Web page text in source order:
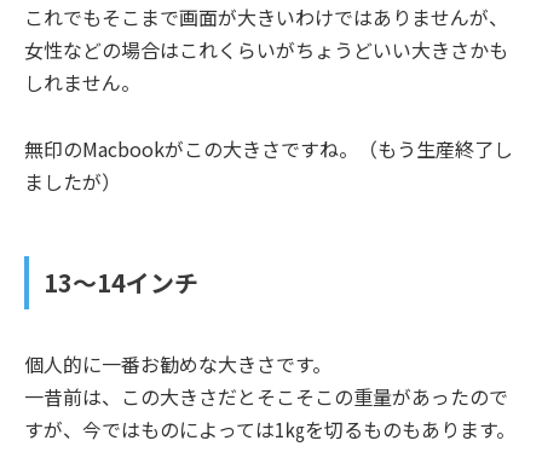
これでもそこまで画面が大きいわけではありませんが、
女性などの場合はこれくらいがちょうどいい大きさかも
しれません。
無印のMacbookがこの大きさですね。（もう生産終了し
ましたが）
13～14インチ
個人的に一番お勧めな大きさです。
一昔前は、この大きさだとそこそこの重量があったので
すが、今ではものによっては1㎏を切るものもあります。